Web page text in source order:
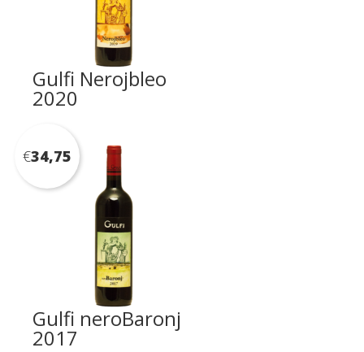
Gulfi Nerojbleo
2020
Gulfi neroBaronj
2017
€34,75